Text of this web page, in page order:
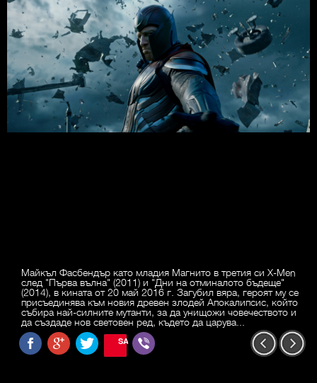
Майкъл Фасбендър като младия Магнито в третия си X-Men
след "Първа вълна" (2011) и "Дни на отминалото бъдеще"
(2014), в кината от 20 май 2016 г. Загубил вяра, героят му се
присъединява към новия древен злодей Апокалипсис, който
събира най-силните мутанти, за да унищожи човечеството и
да създаде нов световен ред, където да царува...
SAVE